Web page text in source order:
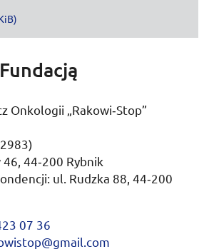
)
Onkologii „Rakowi­‑Stop”
44‑200 Rybnik
ul. Rudzka 88, 44‑200
07 36